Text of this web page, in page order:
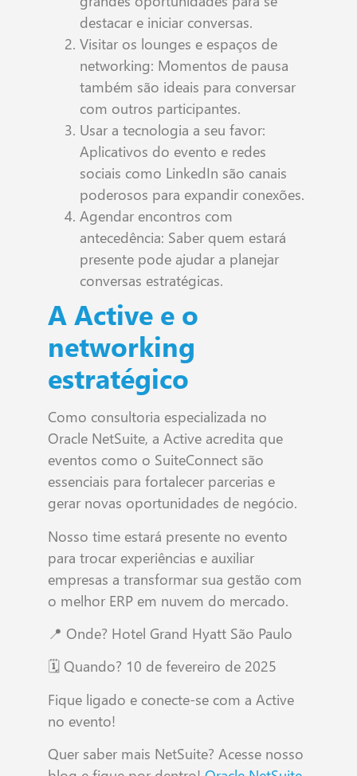
destacar e iniciar conversas.
Visitar os lounges e espaços de
networking: Momentos de pausa
também são ideais para conversar
com outros participantes.
Usar a tecnologia a seu favor:
Aplicativos do evento e redes
sociais como LinkedIn são canais
poderosos para expandir conexões.
Agendar encontros com
antecedência: Saber quem estará
presente pode ajudar a planejar
conversas estratégicas.
A Active e o
networking
estratégico
Como consultoria especializada no
Oracle NetSuite, a Active acredita que
eventos como o SuiteConnect são
essenciais para fortalecer parcerias e
gerar novas oportunidades de negócio.
Nosso time estará presente no evento
para trocar experiências e auxiliar
empresas a transformar sua gestão com
o melhor ERP em nuvem do mercado.
📍 Onde? Hotel Grand Hyatt São Paulo
🗓️ Quando? 10 de fevereiro de 2025
Fique ligado e conecte-se com a Active
no evento!
Quer saber mais NetSuite? Acesse nosso